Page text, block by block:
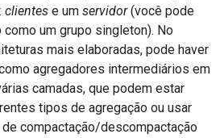
clientes e um servidor(você pode
como um grupo singleton). No
mais elaboradas, pode haver
agregadores intermediários em
camadas, que podem estar
tipos de agregação ou usar
compactação/descompactação